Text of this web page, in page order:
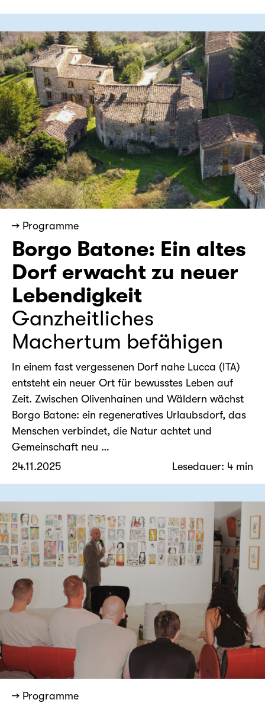
→ Programme
Borgo Batone: Ein altes
Dorf erwacht zu neuer
Lebendigkeit
Ganzheitliches
Machertum befähigen
In einem fast vergessenen Dorf nahe Lucca (ITA)
entsteht ein neuer Ort für bewusstes Leben auf
Zeit. Zwischen Olivenhainen und Wäldern wächst
Borgo Batone: ein regeneratives Urlaubsdorf, das
Menschen verbindet, die Natur achtet und
Gemeinschaft neu …
24.11.2025
Lesedauer: 4 min
→ Programme